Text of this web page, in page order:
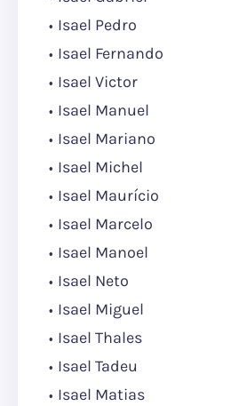
Isael Pedro
Isael Fernando
Isael Victor
Isael Manuel
Isael Mariano
Isael Michel
Isael Maurício
Isael Marcelo
Isael Manoel
Isael Neto
Isael Miguel
Isael Thales
Isael Tadeu
Isael Matias